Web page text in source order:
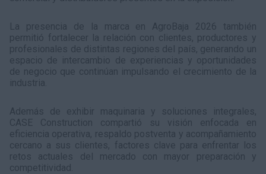
La presencia de la marca en AgroBaja 2026 también
permitió fortalecer la relación con clientes, productores y
profesionales de distintas regiones del país, generando un
espacio de intercambio de experiencias y oportunidades
de negocio que continúan impulsando el crecimiento de la
industria.
Además de exhibir maquinaria y soluciones integrales,
CASE Construction compartió su visión enfocada en
eficiencia operativa, respaldo postventa y acompañamiento
cercano a sus clientes, factores clave para enfrentar los
retos actuales del mercado con mayor preparación y
competitividad.